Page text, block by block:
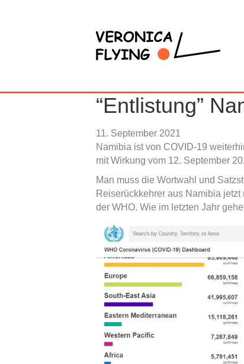
“Entlistung”
11. September 2021
Namibia ist von COVID-19
mit Wirkung vom 12. September
Man muss die Wortwahl und
Reiserückkehrer aus Namibia
der WHO. Wie im letzten Jahr